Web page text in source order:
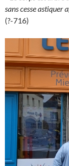
sans cesse astiquer
(?-716)